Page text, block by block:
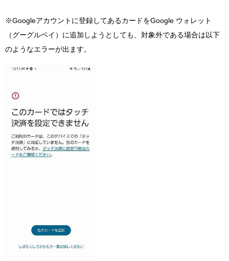
※Googleアカウントに登録してあるカードをGoogle ウォレット
（グーグルペイ）に追加しようとしても、対象外である場合は以下
のようなエラーが出ます。